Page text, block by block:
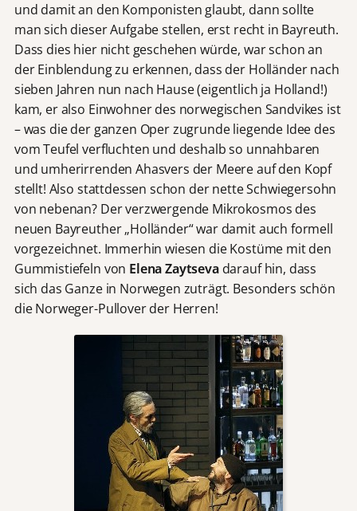
und damit an den Komponisten glaubt, dann sollte
man sich dieser Aufgabe stellen, erst recht in Bayreuth.
Dass dies hier nicht geschehen würde, war schon an
der Einblendung zu erkennen, dass der Holländer nach
sieben Jahren nun nach Hause (eigentlich ja Holland!)
kam, er also Einwohner des norwegischen Sandvikes ist
– was die der ganzen Oper zugrunde liegende Idee des
vom Teufel verfluchten und deshalb so unnahbaren
und umherirrenden Ahasvers der Meere auf den Kopf
stellt! Also stattdessen schon der nette Schwiegersohn
von nebenan? Der verzwergende Mikrokosmos des
neuen Bayreuther „Holländer“ war damit auch formell
vorgezeichnet. Immerhin wiesen die Kostüme mit den
Gummistiefeln von Elena Zaytsevadarauf hin, dass
sich das Ganze in Norwegen zuträgt. Besonders schön
die Norweger-Pullover der Herren!